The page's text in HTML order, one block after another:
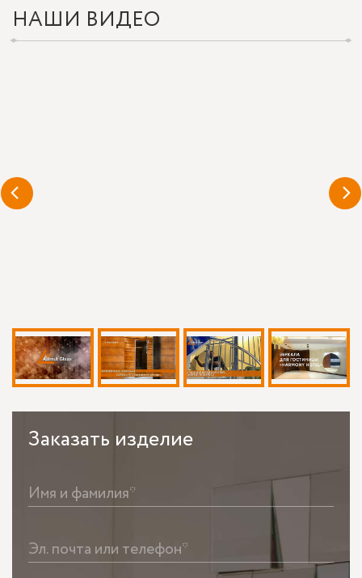
НАШИ ВИДЕО
Заказать изделие
Имя и фамилия*
Эл. почта или телефон*